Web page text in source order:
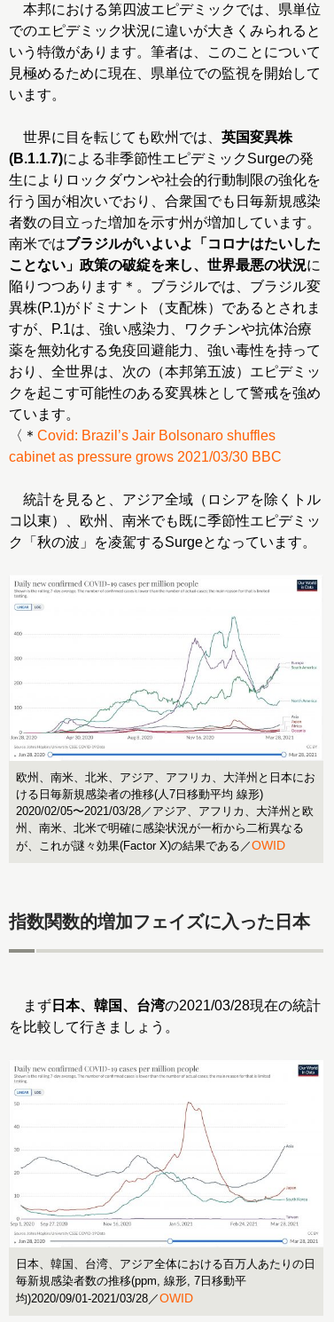
本邦における第四波エピデミックでは、県単位
でのエピデミック状況に違いが大きくみられると
いう特徴があります。筆者は、このことについて
見極めるために現在、県単位での監視を開始して
います。
世界に目を転じても欧州では、 英国変異株
(B.1.1.7)による非季節性エピデミックSurgeの発
生によりロックダウンや社会的行動制限の強化を
行う国が相次いでおり、合衆国でも日毎新規感染
者数の目立った増加を示す州が増加しています。
南米ではブラジルがいよいよ「コロナはたいした
ことない」政策の破綻を来し、世界最悪の状況に
陥りつつあります＊。ブラジルでは、ブラジル変
異株(P.1)がドミナント（支配株）であるとされま
すが、P.1は、強い感染力、ワクチンや抗体治療
薬を無効化する免疫回避能力、強い毒性を持って
おり、全世界は、次の（本邦第五波）エピデミッ
クを起こす可能性のある変異株として警戒を強め
ています。
〈＊ Covid: Brazil’s Jair Bolsonaro shuffles
cabinet as pressure grows 2021/03/30 BBC
統計を見ると、アジア全域（ロシアを除くトル
コ以東）、欧州、南米でも既に季節性エピデミッ
ク「秋の波」を凌駕するSurgeとなっています。
欧州、南米、北米、アジア、アフリカ、大洋州と日本にお
ける日毎新規感染者の推移(人7日移動平均 線形)
2020/02/05〜2021/03/28／アジア、アフリカ、大洋州と欧
州、南米、北米で明確に感染状況が一桁から二桁異なる
が、これが謎々効果(Factor X)の結果である／OWID
指数関数的増加フェイズに入った日本
まず 日本、韓国、台湾の2021/03/28現在の統計
を比較して行きましょう。
日本、韓国、台湾、アジア全体における百万人あたりの日
毎新規感染者数の推移(ppm, 線形, 7日移動平
均)2020/09/01-2021/03/28／OWID